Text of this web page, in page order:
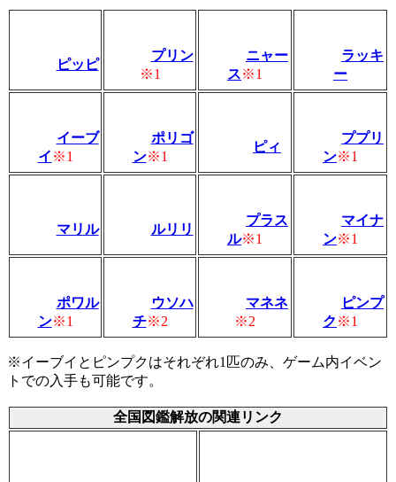
ピッピ
プリン
※1
ニャー
ス※1
ラッキ
ー
イーブ
イ ※1
ポリゴ
ン※1
ピィ
ププリ
ン※1
マリル ルリリ
プラス
ル※1
マイナ
ン※1
ポワル
ン※1
ウソハ
チ※2
マネネ
※2
ピンプ
ク ※1
※イーブイとピンプクはそれぞれ1匹のみ、ゲーム内イベン
トでの入手も可能です。
全国図鑑解放の関連リンク